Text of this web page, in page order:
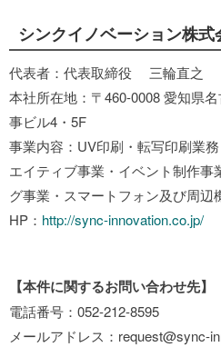
シンクイノベーション株式
代表者：代表取締役 三輪直之
本社所在地：〒460-0008 愛知県
事ビル4・5F
事業内容：UV印刷・転写印刷業
エイティブ事業・イベント制作事
グ事業・スマートフォン及び周辺
HP： http://sync-innovation.co.jp/
【本件に関するお問い合わせ先】
電話番号：052-212-8595
メールアドレス：request@sync-